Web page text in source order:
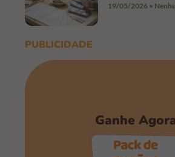
19/05/2026
PUBLICIDADE
Ganhe